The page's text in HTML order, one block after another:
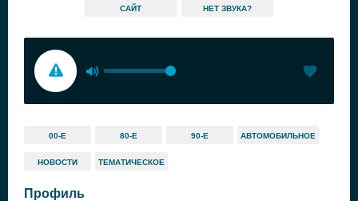
САЙТ HЕТ ЗВУКА?
00-Е 80-Е 90-Е АВТОМОБИЛЬНОЕ
НОВОСТИ ТЕМАТИЧЕСКОЕ
Профиль